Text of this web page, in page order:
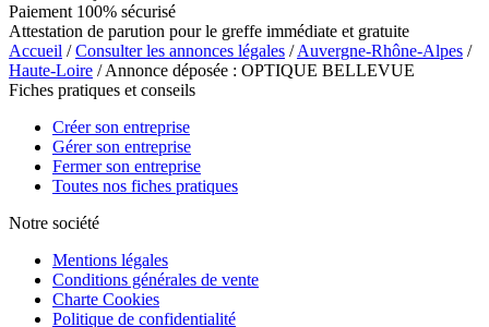
Paiement 100% sécurisé
Attestation de parution pour le greffe immédiate et gratuite
Accueil /Consulter les annonces légales /Auvergne-Rhône-Alpes /
Haute-Loire / Annonce déposée : OPTIQUE BELLEVUE
Fiches pratiques et conseils
Créer son entreprise
Gérer son entreprise
Fermer son entreprise
Toutes nos fiches pratiques
Notre société
Mentions légales
Conditions générales de vente
Charte Cookies
Politique de confidentialité